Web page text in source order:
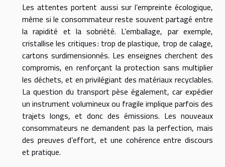
Les attentes portent aussi sur l’empreinte écologique,
même si le consommateur reste souvent partagé entre
la rapidité et la sobriété. L’emballage, par exemple,
cristallise les critiques : trop de plastique, trop de calage,
cartons surdimensionnés. Les enseignes cherchent des
compromis, en renforçant la protection sans multiplier
les déchets, et en privilégiant des matériaux recyclables.
La question du transport pèse également, car expédier
un instrument volumineux ou fragile implique parfois des
trajets longs, et donc des émissions. Les nouveaux
consommateurs ne demandent pas la perfection, mais
des preuves d’effort, et une cohérence entre discours
et pratique.